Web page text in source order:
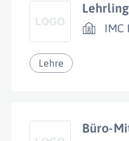
IMC
Lehre
Büro-